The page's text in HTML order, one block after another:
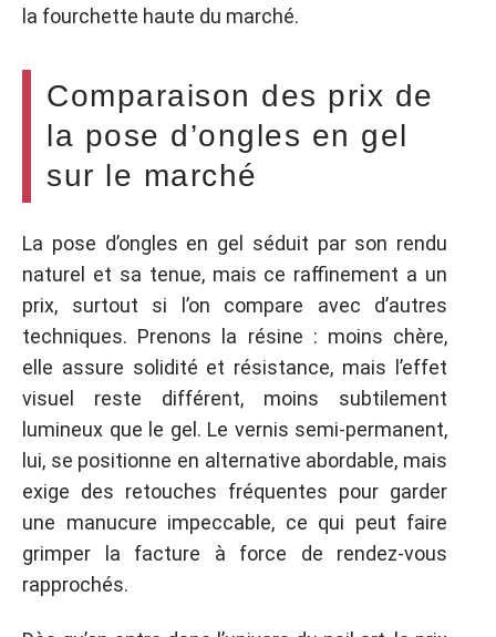
la fourchette haute du marché.
Comparaison des prix de
la pose d’ongles en gel
sur le marché
La pose d’ongles en gel séduit par son rendu
naturel et sa tenue, mais ce raffinement a un
prix, surtout si l’on compare avec d’autres
techniques. Prenons la résine : moins chère,
elle assure solidité et résistance, mais l’effet
visuel reste différent, moins subtilement
lumineux que le gel. Le vernis semi-permanent,
lui, se positionne en alternative abordable, mais
exige des retouches fréquentes pour garder
une manucure impeccable, ce qui peut faire
grimper la facture à force de rendez-vous
rapprochés.